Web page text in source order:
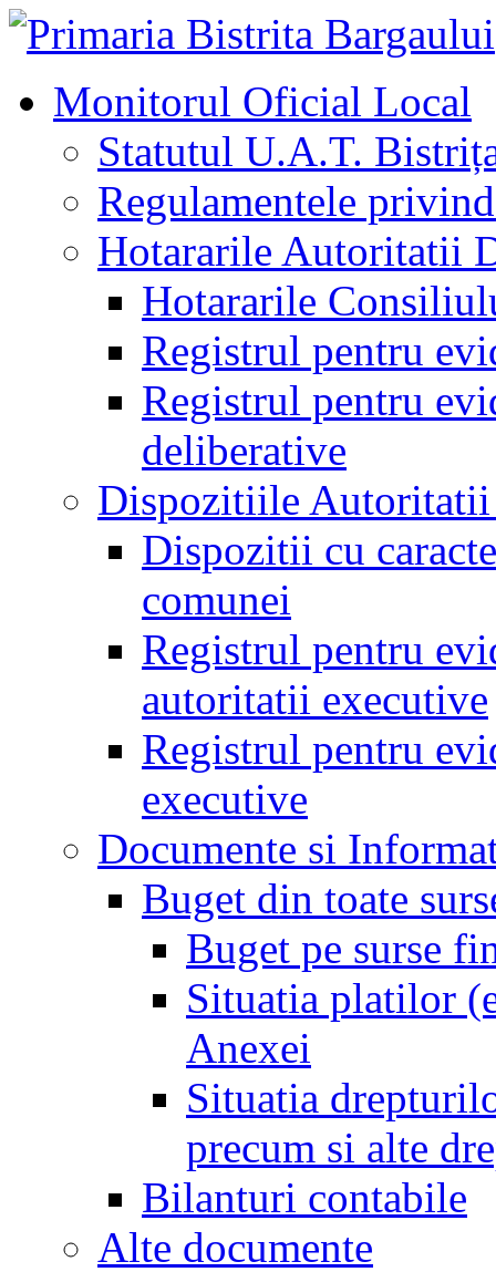
Monitorul Oficial Local
Statutul U.A.T.
Regulamentele
Hotararile Autoritatii
Hotararile
Registrul pentru
Registrul pentru
deliberative
Dispozitiile
Dispozitii cu
comunei
Registrul pentru
autoritatii executive
Registrul pentru
executive
Documente si
Buget din toate
Buget pe surse
Situatia platilor
Anexei
Situatia
precum si alte
Bilanturi contabile
Alte documente